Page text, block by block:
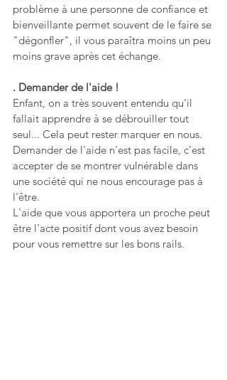
problème à une personne de confiance et
bienveillante permet souvent de le faire se
"dégonfler", il vous paraîtra moins un peu
moins grave après cet échange.
. Demander de l'aide !
Enfant, on a très souvent entendu qu'il
fallait apprendre à se débrouiller tout
seul... Cela peut rester marquer en nous.
Demander de l'aide n'est pas facile, c'est
accepter de se montrer vulnérable dans
une société qui ne nous encourage pas à
l'être.
L'aide que vous apportera un proche peut
être l'acte positif dont vous avez besoin
pour vous remettre sur les bons rails.